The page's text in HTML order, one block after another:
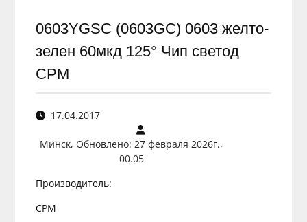
0603YGSC (0603GC) 0603 желто-
зелен 60мкд 125° Чип светод
CPM
17.04.2017
Минск, Обновлено: 27 февраля 2026г.,
00.05
Производитель:
CPM